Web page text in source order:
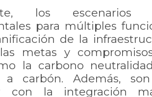
los escenarios
para múltiples
de la
metas y
la carbono
a carbón. Además,
con la integración